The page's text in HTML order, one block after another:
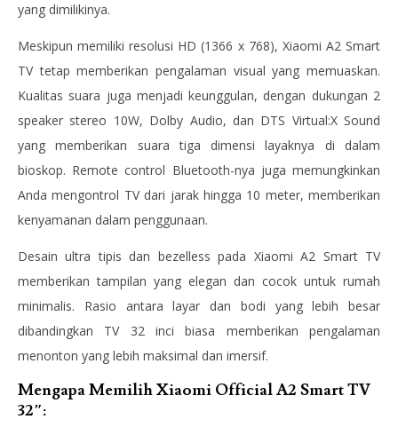
yang dimilikinya.
Meskipun memiliki resolusi HD (1366 x 768), Xiaomi A2 Smart
TV tetap memberikan pengalaman visual yang memuaskan.
Kualitas suara juga menjadi keunggulan, dengan dukungan 2
speaker stereo 10W, Dolby Audio, dan DTS Virtual:X Sound
yang memberikan suara tiga dimensi layaknya di dalam
bioskop. Remote control Bluetooth-nya juga memungkinkan
Anda mengontrol TV dari jarak hingga 10 meter, memberikan
kenyamanan dalam penggunaan.
Desain ultra tipis dan bezelless pada Xiaomi A2 Smart TV
memberikan tampilan yang elegan dan cocok untuk rumah
minimalis. Rasio antara layar dan bodi yang lebih besar
dibandingkan TV 32 inci biasa memberikan pengalaman
menonton yang lebih maksimal dan imersif.
Mengapa Memilih Xiaomi Official A2 Smart TV
32″: